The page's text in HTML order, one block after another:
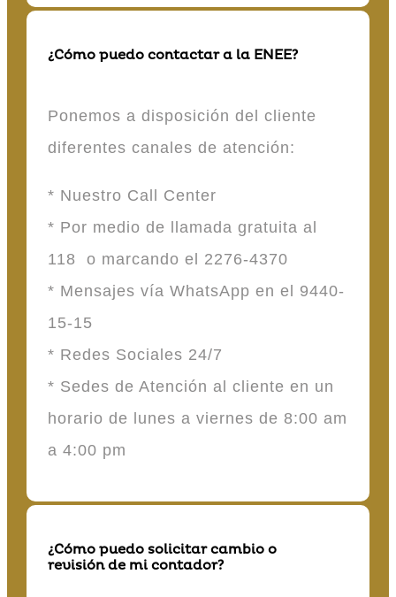
¿Cómo puedo contactar a la ENEE?
Ponemos a disposición del cliente
diferentes canales de atención:
* Nuestro Call Center
* Por medio de llamada gratuita al
118 o marcando el 2276-4370
* Mensajes vía WhatsApp en el 9440-
15-15
* Redes Sociales 24/7
* Sedes de Atención al cliente en un
horario de lunes a viernes de 8:00 am
a 4:00 pm
¿Cómo puedo solicitar cambio o
revisión de mi contador?